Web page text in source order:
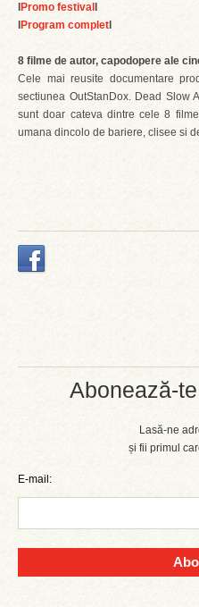
Abonează-
Lasă-ne
și fii primul
E-mail:
Promo festival
Program complet
8 filme de autor, capodopere ale
Cele mai reusite documentare
sectiunea OutStanDox. Dead Slow
sunt doar cateva dintre cele 8
umana dincolo de bariere, clisee si